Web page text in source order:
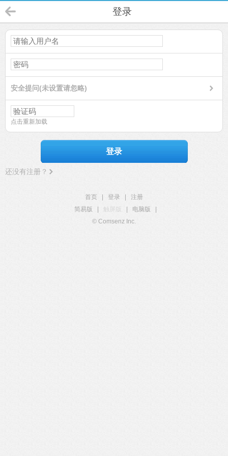
登录
安全提问(未设置请忽略)
点击重新加载
登录
还没有注册？
首页 登录
注册
简易版
触屏版 电脑版
© Comsenz Inc.